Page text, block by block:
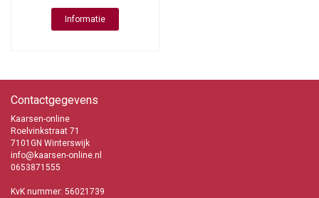
Informatie
Contactgegevens
Kaarsen-online
Roelvinkstraat 71
7101GN Winterswijk
info@kaarsen-online.nl
0653871555
KvK nummer: 56021739